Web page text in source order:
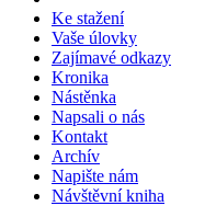
Ke stažení
Vaše úlovky
Zajímavé odkazy
Kronika
Nástěnka
Napsali o nás
Kontakt
Archív
Napište nám
Návštěvní kniha